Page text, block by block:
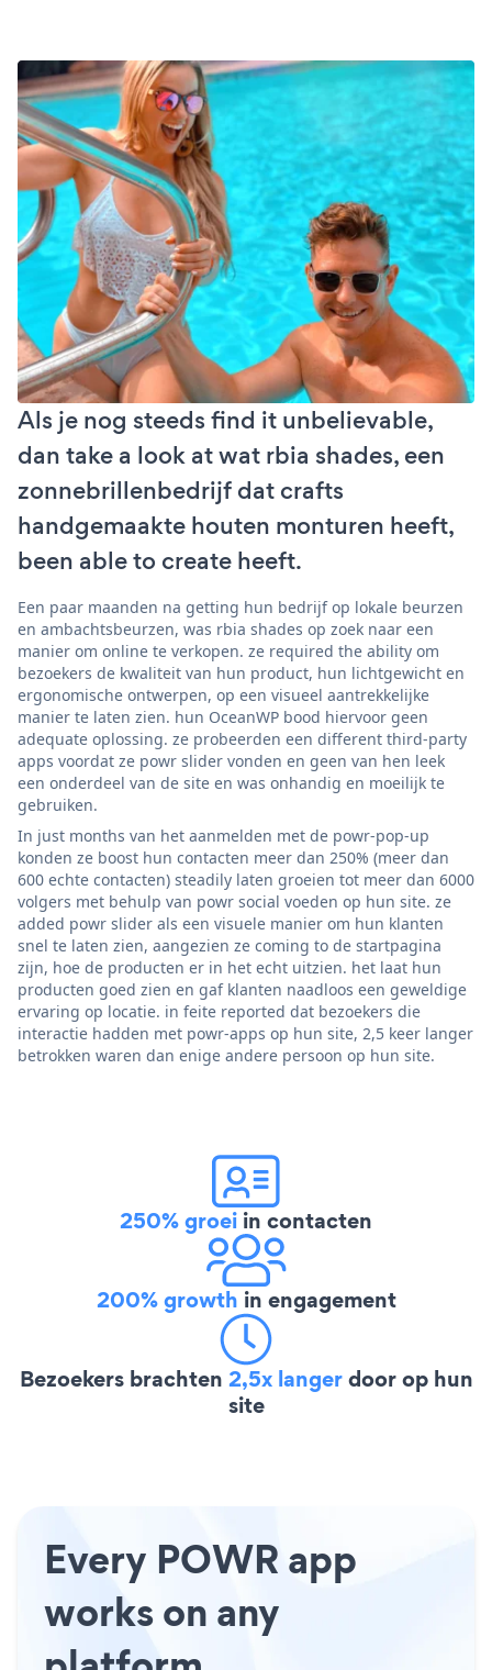
Als je nog steeds find it unbelievable,
dan take a look at wat rbia shades, een
zonnebrillenbedrijf dat crafts
handgemaakte houten monturen heeft,
been able to create heeft.
Een paar maanden na getting hun bedrijf op lokale beurzen
en ambachtsbeurzen, was rbia shades op zoek naar een
manier om online te verkopen. ze required the ability om
bezoekers de kwaliteit van hun product, hun lichtgewicht en
ergonomische ontwerpen, op een visueel aantrekkelijke
manier te laten zien. hun OceanWP bood hiervoor geen
adequate oplossing. ze probeerden een different third-party
apps voordat ze powr slider vonden en geen van hen leek
een onderdeel van de site en was onhandig en moeilijk te
gebruiken.
In just months van het aanmelden met de powr-pop-up
konden ze boost hun contacten meer dan 250% (meer dan
600 echte contacten) steadily laten groeien tot meer dan 6000
volgers met behulp van powr social voeden op hun site. ze
added powr slider als een visuele manier om hun klanten
snel te laten zien, aangezien ze coming to de startpagina
zijn, hoe de producten er in het echt uitzien. het laat hun
producten goed zien en gaf klanten naadloos een geweldige
ervaring op locatie. in feite reported dat bezoekers die
interactie hadden met powr-apps op hun site, 2,5 keer langer
betrokken waren dan enige andere persoon op hun site.
250% groei in contacten
200% growth in engagement
Bezoekers brachten 2,5x langerdoor op hun
site
Every POWR app
works on any